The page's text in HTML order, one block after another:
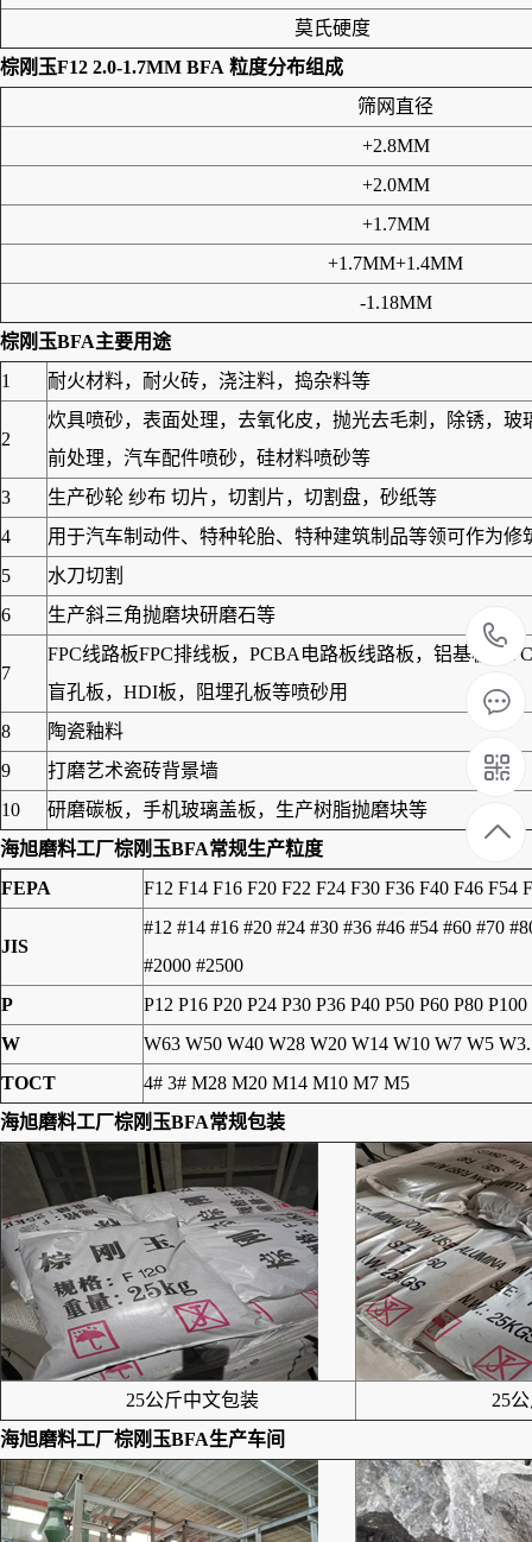
莫氏硬度
棕刚玉F12 2.0-1.7MM BFA 粒度分布组成
筛网直径
+2.8MM
+2.0MM
+1.7MM
+1.7MM+1.4MM
-1.18MM
棕刚玉BFA主要用途
1
耐火材料，耐火砖，浇注料，捣杂料等
2
炊具喷砂，表面处理，去氧化皮，抛光去毛刺，除锈，
前处理，汽车配件喷砂，硅材料喷砂等
3
生产砂轮 纱布 切片，切割片，切割盘，砂纸等
4
用于汽车制动件、特种轮胎、特种建筑制品等领可作为
5
水刀切割
6
生产斜三角抛磨块研磨石等
7
FPC线路板FPC排线板，PCBA电路板线路板，铝基板，
盲孔板，HDI板，阻埋孔板等喷砂用
8
陶瓷釉料
9
打磨艺术瓷砖背景墙
10
研磨碳板，手机玻璃盖板，生产树脂抛磨块等
海旭磨料工厂棕刚玉BFA常规生产粒度
FEPA
F12 F14 F16 F20 F22 F24 F30 F36 F40 F46 F54
JIS
#12 #14 #16 #20 #24 #30 #36 #46 #54 #60 #70
#2000 #2500
P
P12 P16 P20 P24 P30 P36 P40 P50 P60 P80
W
W63 W50 W40 W28 W20 W14 W10 W7 W5
TOCT
4# 3# M28 M20 M14 M10 M7 M5
海旭磨料工厂棕刚玉BFA常规包装
25公斤中文包装
25公
海旭磨料工厂棕刚玉BFA生产车间